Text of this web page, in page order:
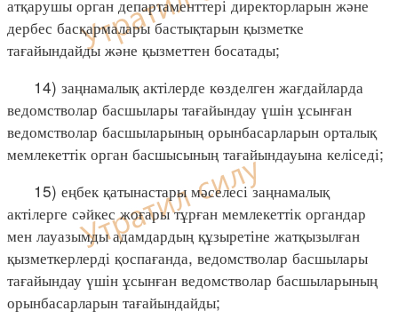
атқарушы орган департаменттері директорларын және
дербес басқармалары бастықтарын қызметке
тағайындайды және қызметтен босатады;
14) заңнамалық актілерде көзделген жағдайларда
ведомстволар басшылары тағайындау үшін ұсынған
ведомстволар басшыларының орынбасарларын орталық
мемлекеттік орган басшысының тағайындауына келіседі;
15) еңбек қатынастары мәселесі заңнамалық
актілерге сәйкес жоғары тұрған мемлекеттік органдар
мен лауазымды адамдардың құзыретіне жатқызылған
қызметкерлерді қоспағанда, ведомстволар басшылары
тағайындау үшін ұсынған ведомстволар басшыларының
орынбасарларын тағайындайды;